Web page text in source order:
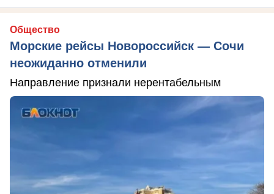
Общество
Морские рейсы Новороссийск — Сочи
неожиданно отменили
Направление признали нерентабельным